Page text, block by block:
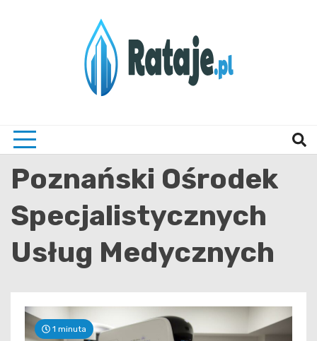
Poznański Ośrodek
Specjalistycznych
Usług Medycznych
1 minuta